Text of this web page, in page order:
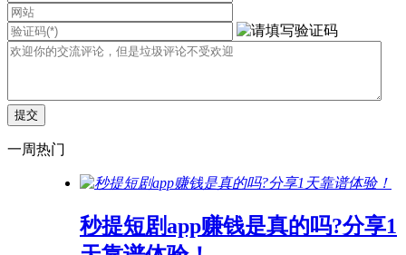
一周热门
秒提短剧app赚钱是真的吗?分享1